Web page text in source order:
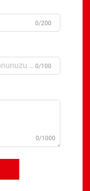
0/200
0/100
0/1000